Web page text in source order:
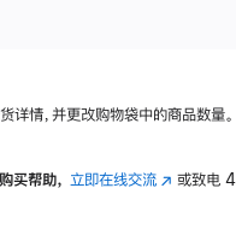
可
斜
详情，并更改购物袋中的商品数量。
买帮助， 立即在线交流(在 或致电